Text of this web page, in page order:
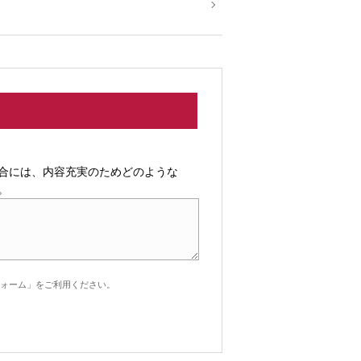
には、内容充実のためどのような
ーム」をご利用ください。